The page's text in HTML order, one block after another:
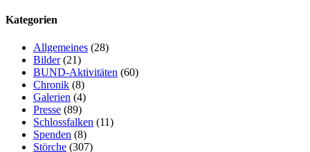
Kategorien
Allgemeines (28)
Bilder(21)
BUND-Aktivitäten (60)
Chronik (8)
Galerien (4)
Presse (89)
Schlossfalken (11)
Spenden (8)
Störche (307)